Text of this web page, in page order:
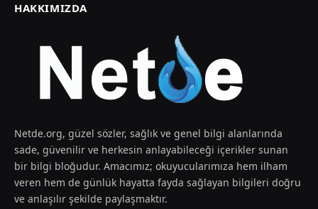
HAKKIMIZDA
Netde.org, güzel sözler, sağlık ve genel bilgi alanlarında
sade, güvenilir ve herkesin anlayabileceği içerikler sunan
bir bilgi bloğudur. Amacımız; okuyucularımıza hem ilham
veren hem de günlük hayatta fayda sağlayan bilgileri doğru
ve anlaşılır şekilde paylaşmaktır.